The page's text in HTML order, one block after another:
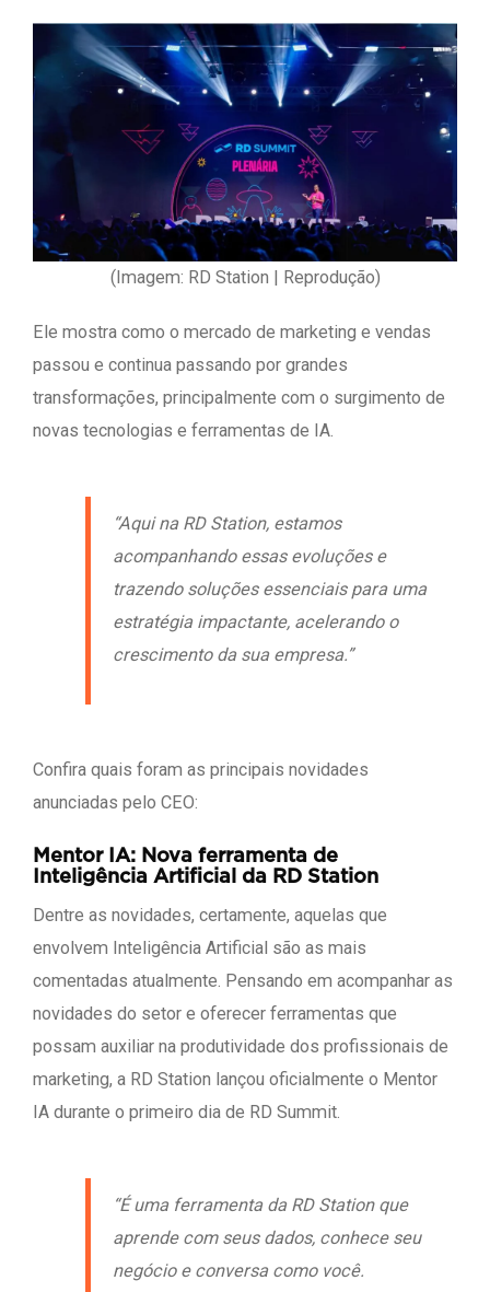
(Imagem: RD Station | Reprodução)
Ele mostra como o mercado de marketing e vendas
passou e continua passando por grandes
transformações, principalmente com o surgimento de
novas tecnologias e ferramentas de IA.
“Aqui na RD Station, estamos
acompanhando essas evoluções e
trazendo soluções essenciais para uma
estratégia impactante, acelerando o
crescimento da sua empresa.”
Confira quais foram as principais novidades
anunciadas pelo CEO:
Mentor IA: Nova ferramenta de
Inteligência Artificial da RD Station
Dentre as novidades, certamente, aquelas que
envolvem Inteligência Artificial são as mais
comentadas atualmente. Pensando em acompanhar as
novidades do setor e oferecer ferramentas que
possam auxiliar na produtividade dos profissionais de
marketing, a RD Station lançou oficialmente o Mentor
IA durante o primeiro dia de RD Summit.
“É uma ferramenta da RD Station que
aprende com seus dados, conhece seu
negócio e conversa como você.